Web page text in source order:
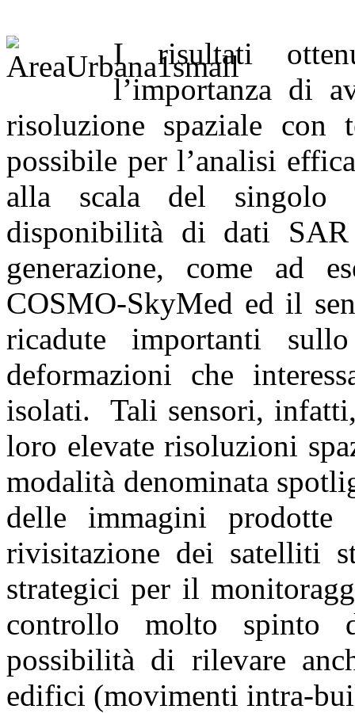
I risultati
l’importanza di
risoluzione spaziale
possibile per l’analisi
alla scala del
disponibilità di dati
generazione, come ad
COSMO-SkyMed ed il
ricadute importanti
deformazioni che
isolati. Tali sensori,
loro elevate risoluzioni
modalità denominata
delle immagini
rivisitazione dei satelliti
strategici per il
controllo molto spinto
possibilità di rilevare
edifici (movimenti intra-